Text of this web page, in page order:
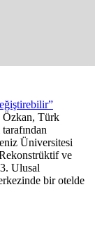
Özkan, Türk
Üniversitesi
ve
Ulusal
bir otelde